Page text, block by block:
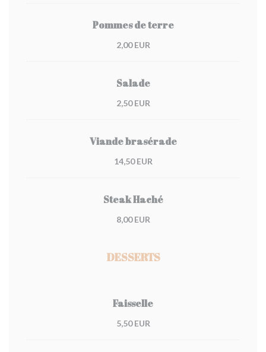
Pommes de terre
2,00 EUR
Salade
2,50 EUR
Viande brasérade
14,50 EUR
Steak Haché
8,00 EUR
DESSERTS
Faisselle
5,50 EUR